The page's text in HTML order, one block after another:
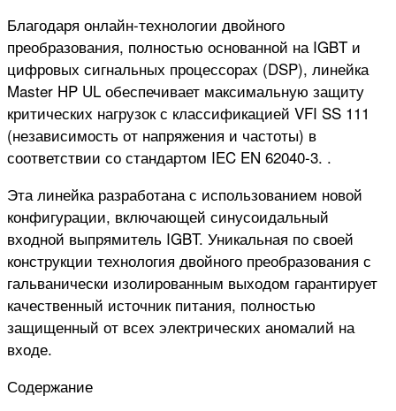
Благодаря онлайн-технологии двойного
преобразования, полностью основанной на IGBT и
цифровых сигнальных процессорах (DSP), линейка
Master HP UL обеспечивает максимальную защиту
критических нагрузок с классификацией VFI SS 111
(независимость от напряжения и частоты) в
соответствии со стандартом IEC EN 62040-3. .
Эта линейка разработана с использованием новой
конфигурации, включающей синусоидальный
входной выпрямитель IGBT. Уникальная по своей
конструкции технология двойного преобразования с
гальванически изолированным выходом гарантирует
качественный источник питания, полностью
защищенный от всех электрических аномалий на
входе.
Содержание